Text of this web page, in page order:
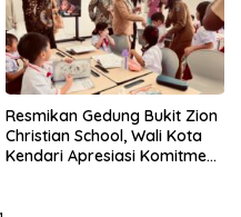
Resmikan Gedung Bukit Zion
Christian School, Wali Kota
Kendari Apresiasi Komitmen